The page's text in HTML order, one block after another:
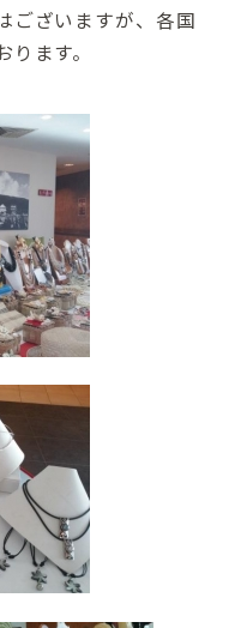
ございますが、各国
ます。